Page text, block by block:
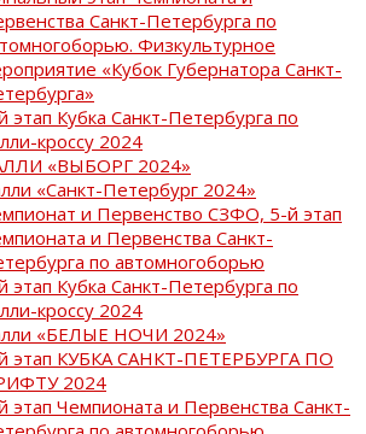
Санкт-Петербурга по
Физкультурное
«Кубок Губернатора Санкт-
этап Кубка Санкт-Петербурга по
кроссу 2024
«ВЫБОРГ 2024»
«Санкт-Петербург 2024»
и Первенство СЗФО, 5-й этап
и Первенства Санкт-
по автомногоборью
этап Кубка Санкт-Петербурга по
кроссу 2024
«БЕЛЫЕ НОЧИ 2024»
этап КУБКА САНКТ-ПЕТЕРБУРГА ПО
2024
этап Чемпионата и Первенства Санкт-